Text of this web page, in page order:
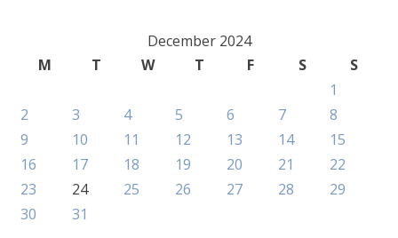
December 2024
M
T W T F S
S
1
2
3 4 5 6 7
8
9
10 11 12 13 14
15
16
17 18 19 20 21
22
23
24 25 26 27 28
29
30
31